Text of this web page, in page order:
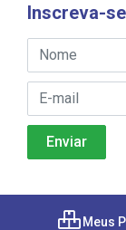
Inscreva-
Meus